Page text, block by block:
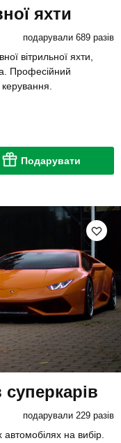
яхти
подарували 689 разів
вітрильної яхти,
Професійний
керування.
Подарувати
подарували 229 разів
на вибір.